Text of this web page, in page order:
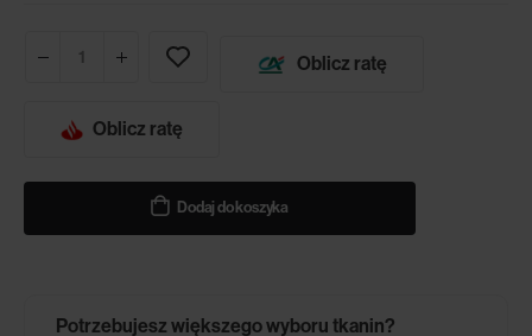
Oblicz ratę
Oblicz ratę
Dodaj do koszyka
Potrzebujesz większego wyboru tkanin?